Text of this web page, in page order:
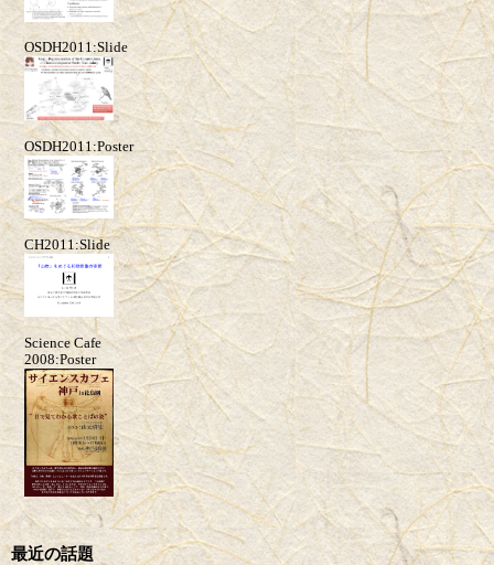
OSDH2011:Slide
OSDH2011:Poster
CH2011:Slide
Science Cafe
2008:Poster
最近の話題